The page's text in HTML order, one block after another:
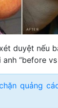
duyệt nếu
“before
quảng